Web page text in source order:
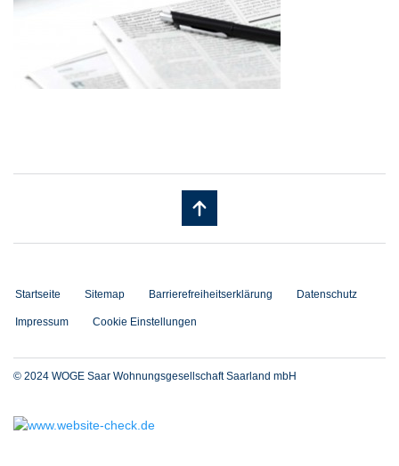
Startseite Sitemap Barrierefreiheitserklärung Datenschutz
Impressum Cookie Einstellungen
© 2024 WOGE Saar Wohnungsgesellschaft Saarland mbH